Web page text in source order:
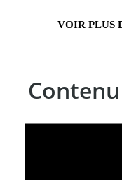
VOIR PLUS